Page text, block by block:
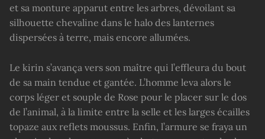
et sa monture apparut entre les arbres, dévoilant sa
silhouette chevaline dans le halo des lanternes
dispersées à terre, mais encore allumées.
Le kirin s’avança vers son maître qui l’effleura du bout
de sa main tendue et gantée. L’homme leva alors le
corps léger et souple de Rose pour le placer sur le dos
de l’animal, à la limite entre la selle et les larges écailles
topaze aux reflets moussus. Enfin, l’armure se fraya un